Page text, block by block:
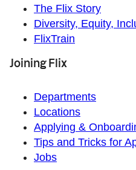
The Flix Story
Diversity, Equity,
FlixTrain
Joining Flix
Departments
Locations
Applying &
Tips and Tricks for
Jobs